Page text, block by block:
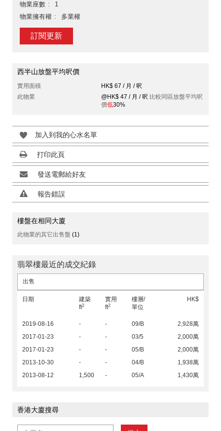
物業座數
1
物業擁有權
多業權
訂閱更新
西半山放盤平均呎價
實用面積
HK$ 67 / 月 / 呎
此物業
@HK$ 47 / 月 / 呎 比較同區放盤平均呎
價低30%
加入到我的心水名單
打印此頁
發送電郵給好友
報告錯誤
樓盤在相同大廈
此物業的其它出售盤 (1)
翡翠樓最近的成交紀錄
出售
日期
建築
ft2
實用
ft2
樓層/
單位
HK$
2019-08-16 - - 09/B
2,928萬
2017-01-23
- - 03/5
2,000萬
2017-01-23
- - 05/B
2,000萬
2013-10-30
- - 04/B
1,938萬
2013-08-12
1,500 - 05/A 1,430萬
香港大廈搜尋